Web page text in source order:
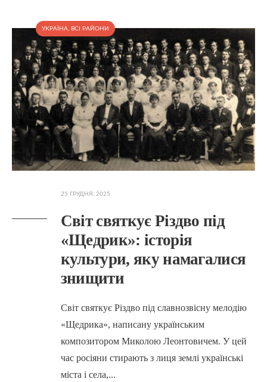
УКРАЇНА ВСІ РАЙОНИ
25 ГРУДНЯ, 2025
Світ святкує Різдво під
«Щедрик»: історія
культури, яку намагалися
знищити
Світ святкує Різдво під славнозвісну мелодію
«Щедрика», написану українським
композитором Миколою Леонтовичем. У цей
час росіяни стирають з лиця землі українські
міста і села,...